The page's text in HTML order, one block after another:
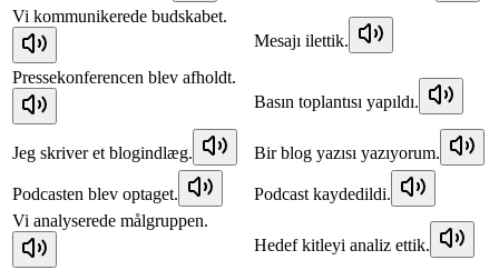
Vi kommunikerede budskabet.
Mesajı ilettik.
Pressekonferencen blev afholdt.
Basın toplantısı yapıldı.
Jeg skriver et blogindlæg. Bir blog yazısı yazıyorum.
Podcasten blev optaget.
Podcast kaydedildi.
Vi analyserede målgruppen.
Hedef kitleyi analiz ettik.